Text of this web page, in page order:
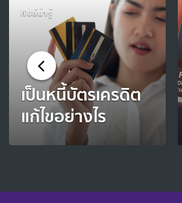
ทิปส์น่ารู้
เป็นหนี้บัตรเครดิต
แก้ไขอย่างไร